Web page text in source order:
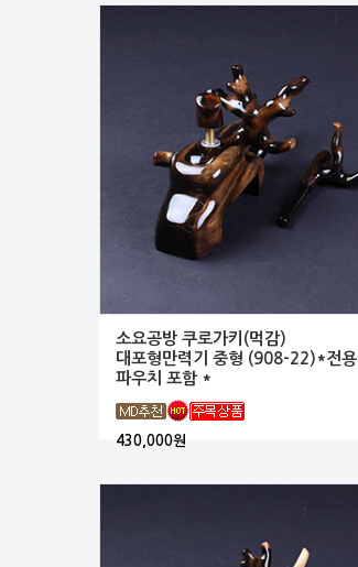
소요공방 쿠로가키(먹감)
대포형만력기 중형 (908-22)*전용
파우치 포함 *
430,000원